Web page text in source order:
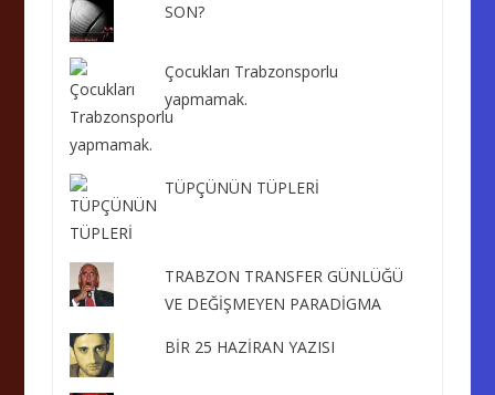
SON?
Çocukları Trabzonsporlu
yapmamak.
TÜPÇÜNÜN TÜPLERİ
TRABZON TRANSFER GÜNLÜĞÜ
VE DEĞİŞMEYEN PARADİGMA
BİR 25 HAZİRAN YAZISI